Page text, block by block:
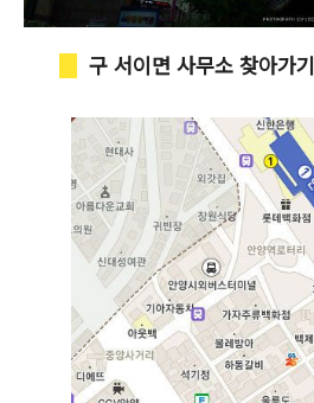
구 서이면 사무소 찾아가기